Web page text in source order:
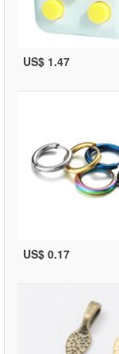
US$ 1.47
US$ 0.17